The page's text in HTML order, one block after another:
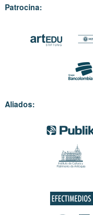
Patrocina:
Aliados: